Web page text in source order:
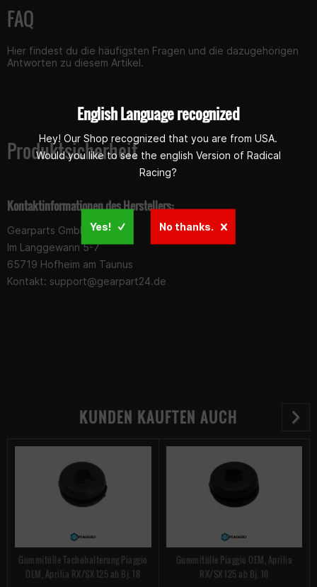
FAQ
Hier findest du die häufigsten Fragen und die dazugehörigen
Antworten zu diesem Artikel.
Produktsicherheit
Kontaktinformationen des Herstellers:
Gearparts GmbH
Im Langgewann 5-7
65719 Hofheim am Taunus
Kontakt: support@gearpart24.de
KUNDEN KAUFTEN AUCH
Gummitülle Tachohalterung Piaggio
OEM, Aprilia RX/SX 125 ab Bj. 18
Gummitülle Piaggio OEM, Aprilia
RX/SX 125 ab Bj. 18
English Language recognized
Hey! Our Shop recognized that you are from USA.
Would you like to see the english Version of Radical
Racing?
Yes! No thanks.